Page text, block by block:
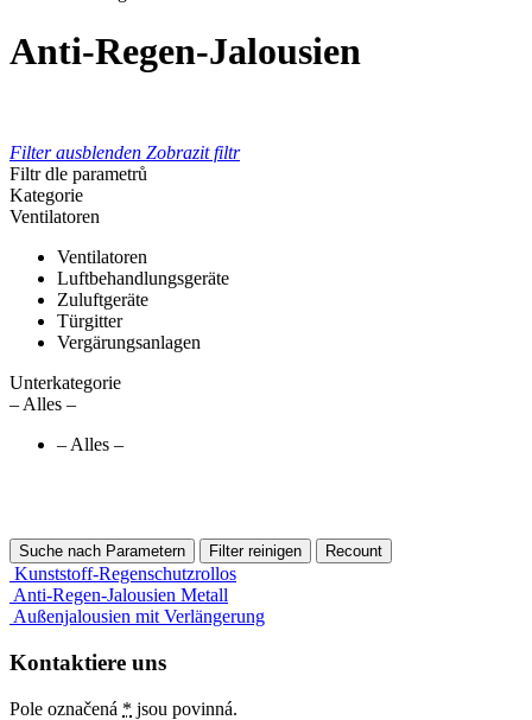
Anti-Regen-Jalousien
Filter ausblenden Zobrazit filtr
Filtr dle parametrů
Kategorie
Ventilatoren
Ventilatoren
Luftbehandlungsgeräte
Zuluftgeräte
Türgitter
Vergärungsanlagen
Unterkategorie
– Alles –
– Alles –
Kunststoff-Regenschutzrollos
Anti-Regen-Jalousien Metall
Außenjalousien mit Verlängerung
Kontaktiere uns
Pole označená * jsou povinná.